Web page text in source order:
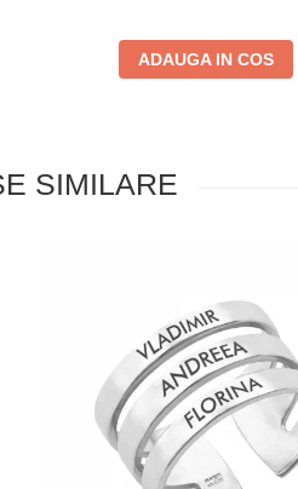
ADAUGA IN COS
SIMILARE